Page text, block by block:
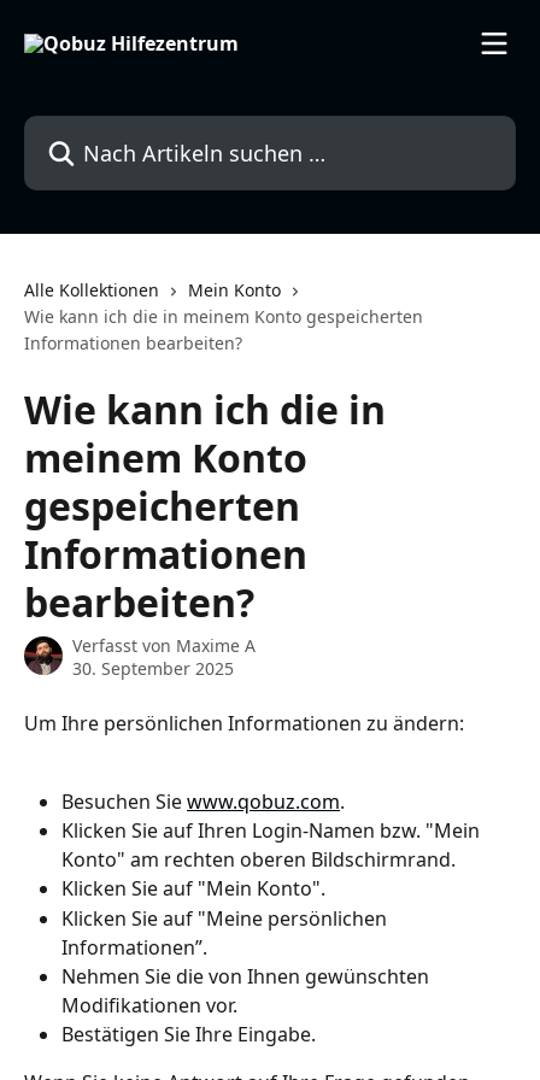
Nach Artikeln suchen …
Alle Kollektionen
Mein Konto
Wie kann ich die in meinem Konto gespeicherten
Informationen bearbeiten?
Wie kann ich die in
meinem Konto
gespeicherten
Informationen
bearbeiten?
Verfasst von Maxime A
30. September 2025
Um Ihre persönlichen Informationen zu ändern:
Besuchen Sie www.qobuz.com.
Klicken Sie auf Ihren Login-Namen bzw. "Mein
Konto" am rechten oberen Bildschirmrand.
Klicken Sie auf "Mein Konto".
Klicken Sie auf "Meine persönlichen
Informationen”.
Nehmen Sie die von Ihnen gewünschten
Modifikationen vor.
Bestätigen Sie Ihre Eingabe.